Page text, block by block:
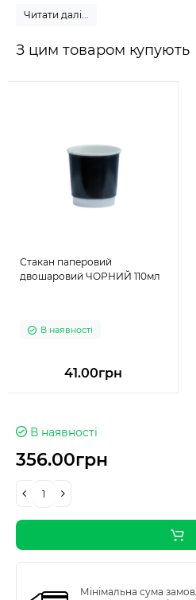
Читати далі...
З цим товаром купують
Стакан паперовий
двошаровий ЧОРНИЙ 110мл
В наявності
41.00грн
В наявності
356.00грн
Мінімальна сума